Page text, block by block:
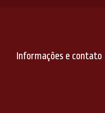
Informações e contato